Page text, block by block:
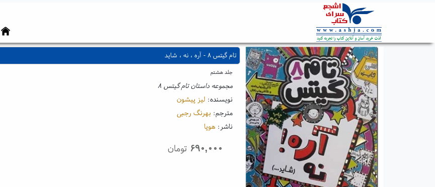
تام گیتس ۸ - آره ، نه ، شاید
جلد هشتم
مجموعه داستان تام گیتس ۸
نویسنده: لیز پیشون
مترجم: بهرنگ رجبی
ناشر: هوپا
۶۹۰,۰۰۰ تومان